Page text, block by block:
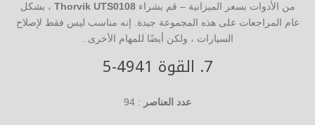
من الأدوات بسعر الميزانية – قم بشراءThorvik UTS0108 ، بشكل
عام المراجعات على هذه المجموعة جيدة. إنه مناسب ليس فقط لإصلاح
السيارات ، ولكن أيضًا للمهام الأخرى .
7. القوة 4941-5
عدد العناصر : 94